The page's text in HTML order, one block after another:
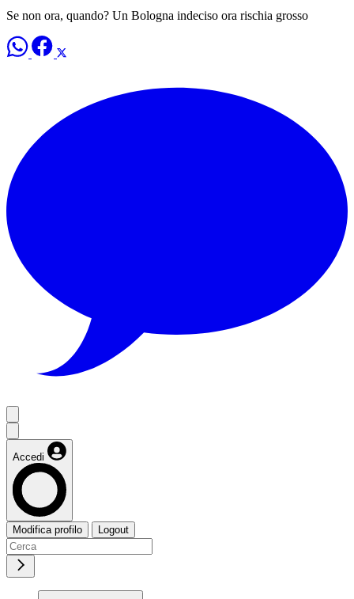
Se non ora, quando? Un Bologna indeciso ora rischia grosso
Accedi
Modifica profilo Logout